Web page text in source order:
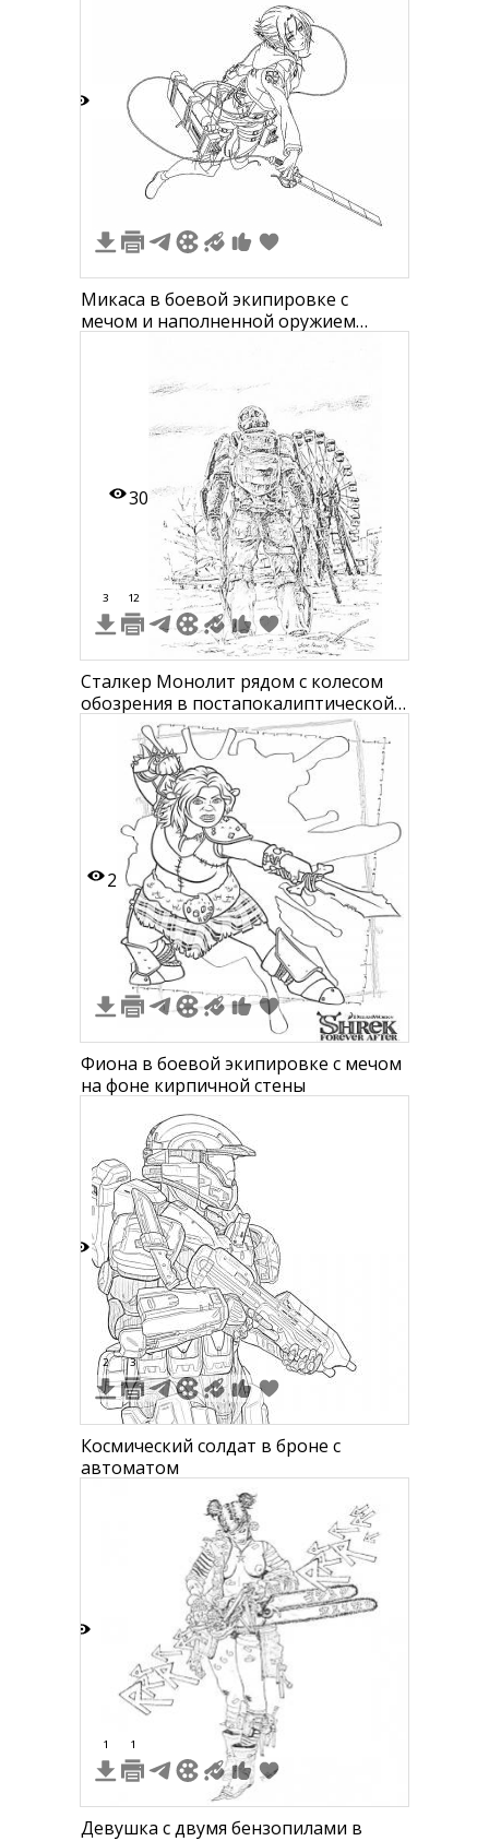
Микаса в боевой экипировке с
мечом и наполненной оружием
30
3 12
Сталкер Монолит рядом с колесом
обозрения в постапокалиптической
2
Фиона в боевой экипировке с мечом
на фоне кирпичной стены
2 3
Космический солдат в броне с
автоматом
1 1
Девушка с двумя бензопилами в